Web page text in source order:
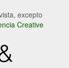
excepto
Creative